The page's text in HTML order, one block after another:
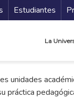
Estudiantes
La